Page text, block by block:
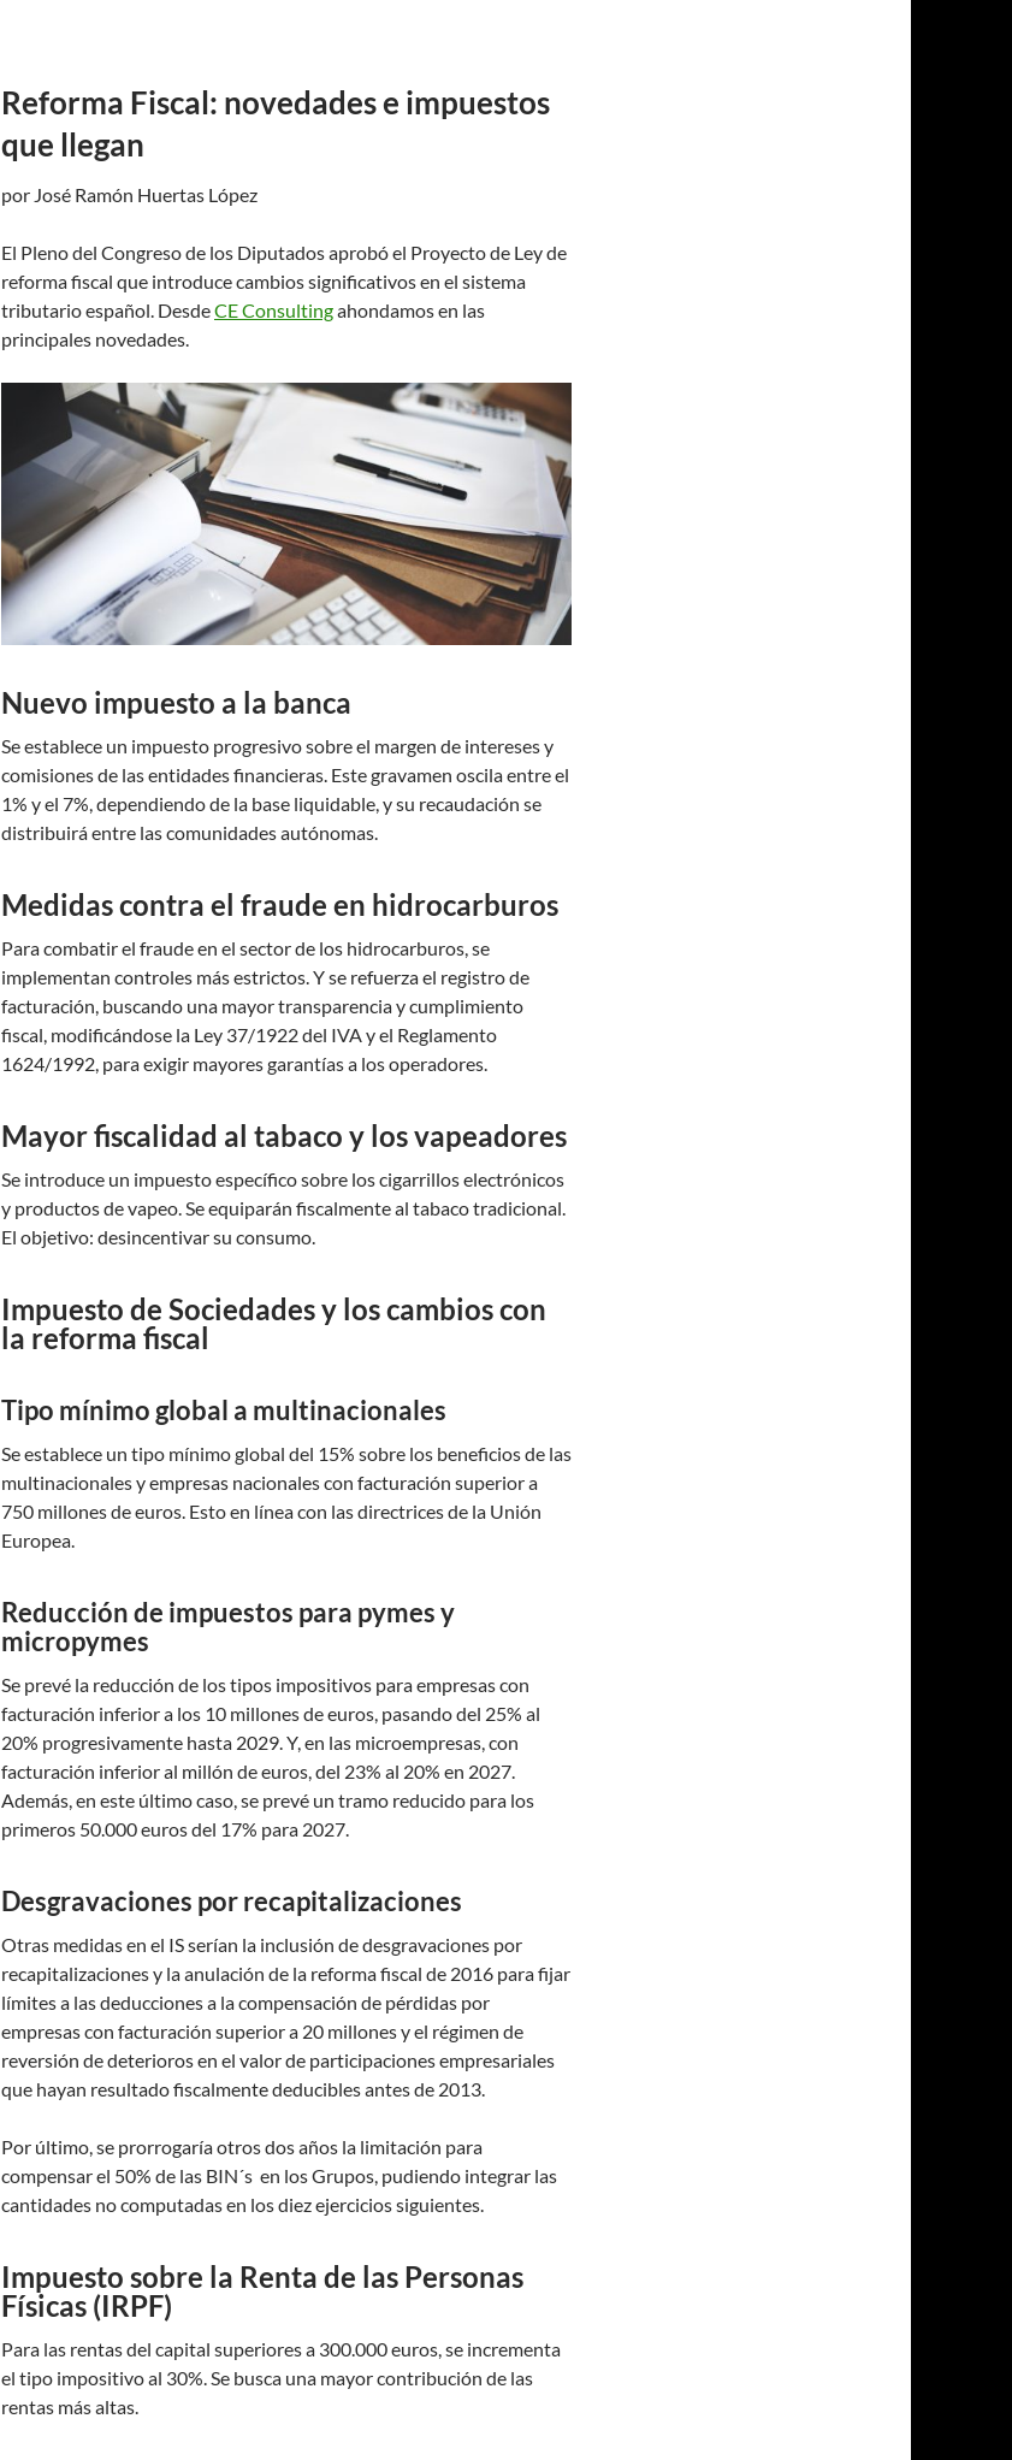
Reforma Fiscal: novedades e impuestos
que llegan
por José Ramón Huertas López
El Pleno del Congreso de los Diputados aprobó el Proyecto de Ley de
reforma fiscal que introduce cambios significativos en el sistema
tributario español. DesdeCE Consultingahondamos en las
principales novedades.
Nuevo impuesto a la banca
Se establece un impuesto progresivo sobre el margen de intereses y
comisiones de las entidades financieras. Este gravamen oscila entre el
1% y el 7%, dependiendo de la base liquidable, y su recaudación se
distribuirá entre las comunidades autónomas.
Medidas contra el fraude en hidrocarburos
Para combatir el fraude en el sector de los hidrocarburos, se
implementan controles más estrictos. Y se refuerza el registro de
facturación, buscando una mayor transparencia y cumplimiento
fiscal, modificándose la Ley 37/1922 del IVA y el Reglamento
1624/1992, para exigir mayores garantías a los operadores.
Mayor fiscalidad al tabaco y los vapeadores
Se introduce un impuesto específico sobre los cigarrillos electrónicos
y productos de vapeo. Se equiparán fiscalmente al tabaco tradicional.
El objetivo: desincentivar su consumo.
Impuesto de Sociedades y los cambios con
la reforma fiscal
Tipo mínimo global a multinacionales
Se establece un tipo mínimo global del 15% sobre los beneficios de las
multinacionales y empresas nacionales con facturación superior a
750 millones de euros. Esto en línea con las directrices de la Unión
Europea.
Reducción de impuestos para pymes y
micropymes
Se prevé la reducción de los tipos impositivos para empresas con
facturación inferior a los 10 millones de euros, pasando del 25% al
20% progresivamente hasta 2029. Y, en las microempresas, con
facturación inferior al millón de euros, del 23% al 20% en 2027.
Además, en este último caso, se prevé un tramo reducido para los
primeros 50.000 euros del 17% para 2027.
Desgravaciones por recapitalizaciones
Otras medidas en el IS serían la inclusión de desgravaciones por
recapitalizaciones y la anulación de la reforma fiscal de 2016 para fijar
límites a las deducciones a la compensación de pérdidas por
empresas con facturación superior a 20 millones y el régimen de
reversión de deterioros en el valor de participaciones empresariales
que hayan resultado fiscalmente deducibles antes de 2013.
Por último, se prorrogaría otros dos años la limitación para
compensar el 50% de las BIN´s en los Grupos, pudiendo integrar las
cantidades no computadas en los diez ejercicios siguientes.
Impuesto sobre la Renta de las Personas
Físicas (IRPF)
Para las rentas del capital superiores a 300.000 euros, se incrementa
el tipo impositivo al 30%. Se busca una mayor contribución de las
rentas más altas.